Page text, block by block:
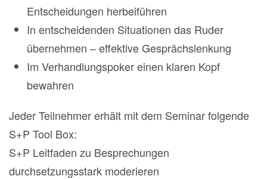
Entscheidungen herbeiführen
In entscheidenden Situationen das Ruder
übernehmen – effektive Gesprächslenkung
Im Verhandlungspoker einen klaren Kopf
bewahren
Jeder Teilnehmer erhält mit dem Seminar folgende
S+P Tool Box:
S+P Leitfaden zu Besprechungen
durchsetzungsstark moderieren